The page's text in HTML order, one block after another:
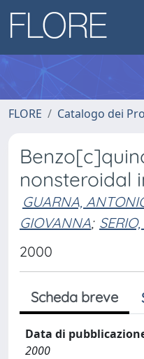
FLORE Catalogo dei
nonsteroidal
GUARNA,
GIOVANNA;
2000
Scheda breve
Data di
2000